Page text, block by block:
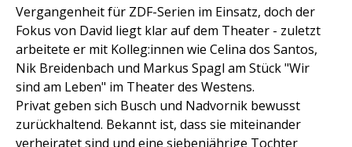
Vergangenheit für ZDF-Serien im Einsatz, doch der
Fokus von David liegt klar auf dem Theater - zuletzt
arbeitete er mit Kolleg:innen wie Celina dos Santos,
Nik Breidenbach und Markus Spagl am Stück "Wir
sind am Leben" im Theater des Westens.
Privat geben sich Busch und Nadvornik bewusst
zurückhaltend. Bekannt ist, dass sie miteinander
verheiratet sind und eine siebenjährige Tochter